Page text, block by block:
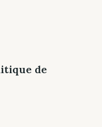
de